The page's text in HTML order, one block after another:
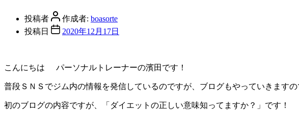
投稿者 作成者: boasorte
投稿日
2020年12月17日
こんにちは パーソナルトレーナーの濱田です！
普段ＳＮＳでジム内の情報を発信しているのですが、ブログもやっていきます
初のブログの内容ですが、「ダイエットの正しい意味知ってますか？」です！